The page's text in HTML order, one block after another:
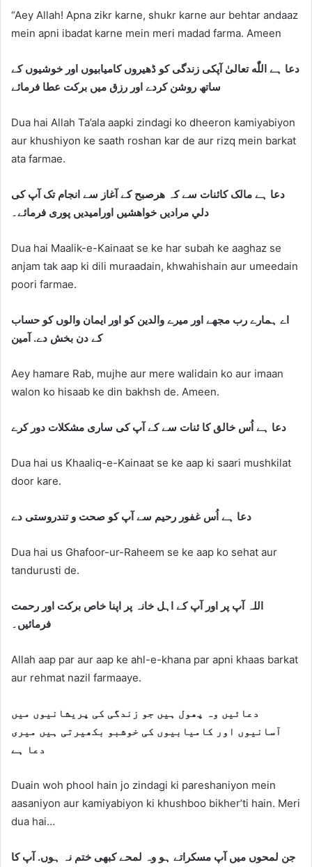
“Aey Allah! Apna zikr karne, shukr karne aur behtar andaaz
mein apni ibadat karne mein meri madad farma. Ameen
‏دعا ہے اللّٰه تعالیٰ آپکی زندگی کو ڈھیروں کامیابیوں اور خوشیوں کے
ساتھ روشن کردے اور رزق میں برکت عطا فرمائے
Dua hai Allah Ta’ala aapki zindagi ko dheeron kamiyabiyon
aur khushiyon ke saath roshan kar de aur rizq mein barkat
ata farmae.
‏دعا ہے مالک كائنات سے کہ ھرصبح کے آغاز سے انجام تک آپ کی
دلي مرادیں خواهشیں اورامیدیں پوری فرمائے۔
Dua hai Maalik-e-Kainaat se ke har subah ke aaghaz se
anjam tak aap ki dili muraadain, khwahishain aur umeedain
poori farmae.
اے ہمارے رب مجھے اور میرے والدین کو اور ایمان والوں کو حساب
کے دن بخش دے. آمین
Aey hamare Rab, mujhe aur mere walidain ko aur imaan
walon ko hisaab ke din bakhsh de. Ameen.
دعا ہے اُس خالق کا ئنات سے کے آپ کی ساری مشکلات دور کرے
Dua hai us Khaaliq-e-Kainaat se ke aap ki saari mushkilat
door kare.
دعا ہے اُس غفور رحیم سے آپ کو صحت و تندروستی دے
Dua hai us Ghafoor-ur-Raheem se ke aap ko sehat aur
tandurusti de.
اللہ آپ پر اور آپ کے اہل خانہ پر اپنا خاص برکت اور رحمت
فرمائیں۔
Allah aap par aur aap ke ahl-e-khana par apni khaas barkat
aur rehmat nazil farmaaye.
دعائیں وہ پھول ہیں جو زندگی کی پریشانیوں میں
آسانیوں اور کامیابیوں کی خوشبو بکھیرتی ہیں میری
دعا ہے
Duain woh phool hain jo zindagi ki pareshaniyon mein
aasaniyon aur kamiyabiyon ki khushboo bikher’ti hain. Meri
dua hai…
جن لمحوں میں آپ مسکراتے ہو وہ لمحے کبھی ختم نہ ہوں. آپ کا